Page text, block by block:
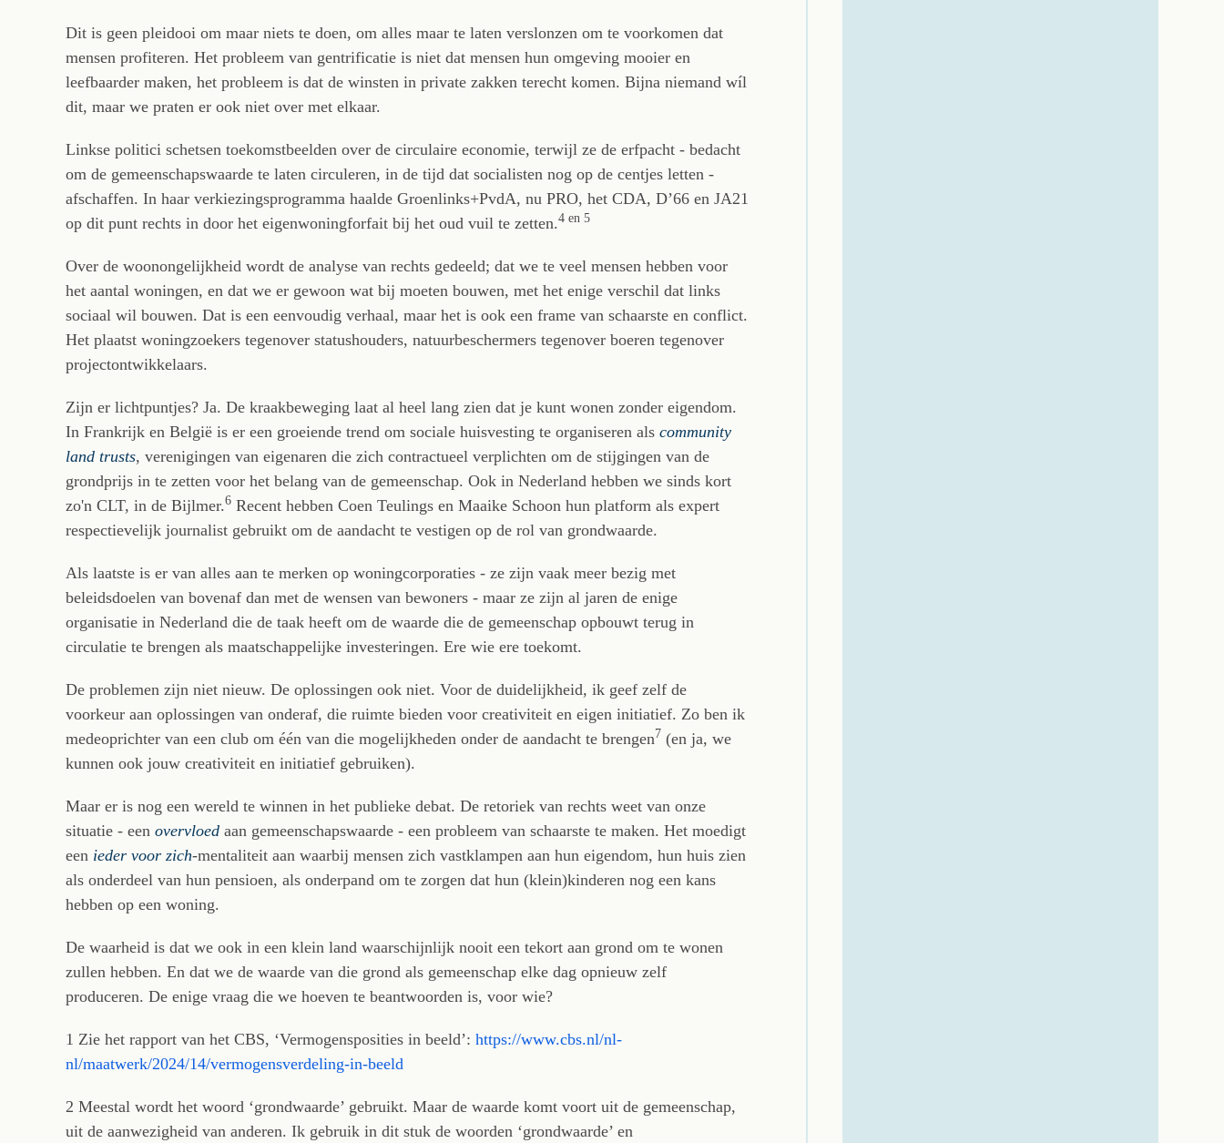
Dit is geen pleidooi om maar niets te doen, om alles maar te laten verslonzen om te voorkomen dat
mensen profiteren. Het probleem van gentrificatie is niet dat mensen hun omgeving mooier en
leefbaarder maken, het probleem is dat de winsten in private zakken terecht komen. Bijna niemand wíl
dit, maar we praten er ook niet over met elkaar.
Linkse politici schetsen toekomstbeelden over de circulaire economie, terwijl ze de erfpacht - bedacht
om de gemeenschapswaarde te laten circuleren, in de tijd dat socialisten nog op de centjes letten -
afschaffen. In haar verkiezingsprogramma haalde Groenlinks+PvdA, nu PRO, het CDA, D’66 en JA21
op dit punt rechts in door het eigenwoningforfait bij het oud vuil te zetten.4 en 5
Over de woonongelijkheid wordt de analyse van rechts gedeeld; dat we te veel mensen hebben voor
het aantal woningen, en dat we er gewoon wat bij moeten bouwen, met het enige verschil dat links
sociaal wil bouwen. Dat is een eenvoudig verhaal, maar het is ook een frame van schaarste en conflict.
Het plaatst woningzoekers tegenover statushouders, natuurbeschermers tegenover boeren tegenover
projectontwikkelaars.
Zijn er lichtpuntjes? Ja. De kraakbeweging laat al heel lang zien dat je kunt wonen zonder eigendom.
In Frankrijk en België is er een groeiende trend om sociale huisvesting te organiseren als community
land trusts, verenigingen van eigenaren die zich contractueel verplichten om de stijgingen van de
grondprijs in te zetten voor het belang van de gemeenschap. Ook in Nederland hebben we sinds kort
zo'n CLT, in de Bijlmer.6 Recent hebben Coen Teulings en Maaike Schoon hun platform als expert
respectievelijk journalist gebruikt om de aandacht te vestigen op de rol van grondwaarde.
Als laatste is er van alles aan te merken op woningcorporaties - ze zijn vaak meer bezig met
beleidsdoelen van bovenaf dan met de wensen van bewoners - maar ze zijn al jaren de enige
organisatie in Nederland die de taak heeft om de waarde die de gemeenschap opbouwt terug in
circulatie te brengen als maatschappelijke investeringen. Ere wie ere toekomt.
De problemen zijn niet nieuw. De oplossingen ook niet. Voor de duidelijkheid, ik geef zelf de
voorkeur aan oplossingen van onderaf, die ruimte bieden voor creativiteit en eigen initiatief. Zo ben ik
medeoprichter van een club om één van die mogelijkheden onder de aandacht te brengen7 (en ja, we
kunnen ook jouw creativiteit en initiatief gebruiken).
Maar er is nog een wereld te winnen in het publieke debat. De retoriek van rechts weet van onze
situatie - een overvloed aan gemeenschapswaarde - een probleem van schaarste te maken. Het moedigt
een ieder voor zich-mentaliteit aan waarbij mensen zich vastklampen aan hun eigendom, hun huis zien
als onderdeel van hun pensioen, als onderpand om te zorgen dat hun (klein)kinderen nog een kans
hebben op een woning.
De waarheid is dat we ook in een klein land waarschijnlijk nooit een tekort aan grond om te wonen
zullen hebben. En dat we de waarde van die grond als gemeenschap elke dag opnieuw zelf
produceren. De enige vraag die we hoeven te beantwoorden is, voor wie?
1 Zie het rapport van het CBS, ‘Vermogensposities in beeld’: https://www.cbs.nl/nl-
nl/maatwerk/2024/14/vermogensverdeling-in-beeld
2 Meestal wordt het woord ‘grondwaarde’ gebruikt. Maar de waarde komt voort uit de gemeenschap,
uit de aanwezigheid van anderen. Ik gebruik in dit stuk de woorden ‘grondwaarde’ en